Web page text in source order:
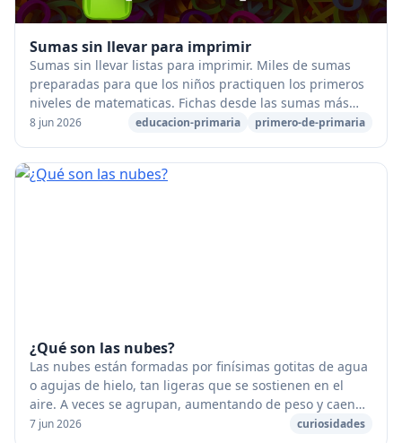
Sumas sin llevar para imprimir
Sumas sin llevar listas para imprimir. Miles de sumas
preparadas para que los niños practiquen los primeros
niveles de matematicas. Fichas desde las sumas más
básicas de una cifra, hasta seis cifras. ...
8 jun 2026 educacion-primaria primero-de-primaria
¿Qué son las nubes?
Las nubes están formadas por finísimas gotitas de agua
o agujas de hielo, tan ligeras que se sostienen en el
aire. A veces se agrupan, aumentando de peso y caen
en forma de lluvia. [caption id="attach...
7 jun 2026 curiosidades